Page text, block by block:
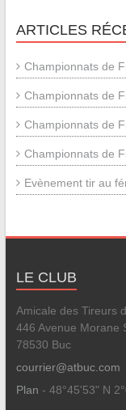
ARTICLES
Championnats de
Championnats de
Championnats de
Championnats de
Evènement tir au
LE CLUB
Amicale des Tireurs
446 Avenue Morane
78530 Buc
courrier@atbuc.com
Plan - 48°45'53" N